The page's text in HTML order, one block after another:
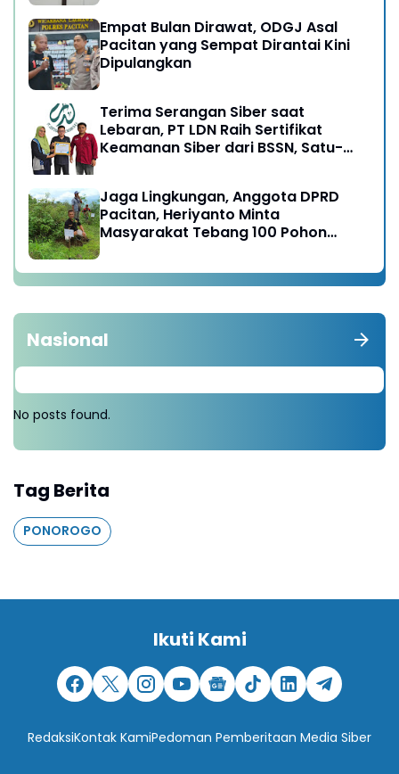
Empat Bulan Dirawat, ODGJ Asal
Pacitan yang Sempat Dirantai Kini
Dipulangkan
Terima Serangan Siber saat
Lebaran, PT LDN Raih Sertifikat
Keamanan Siber dari BSSN, Satu-
Jaga Lingkungan, Anggota DPRD
Pacitan, Heriyanto Minta
Masyarakat Tebang 100 Pohon
Nasional
No posts found.
Tag Berita
PONOROGO
Ikuti Kami
RedaksiKontak KamiPedoman Pemberitaan Media Siber